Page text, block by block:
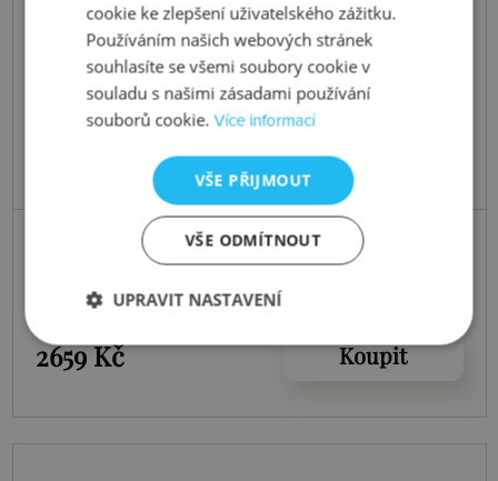
Stříbrný náhrdelník Tender DN147
2659 Kč Koupit
cookie ke zlepšení uživatelského zážitku.
Používáním našich webových stránek
souhlasíte se všemi soubory cookie v
souladu s našimi zásadami používání
souborů cookie.Více informací
VŠE PŘIJMOUT
VŠE ODMÍTNOUT
UPRAVIT NASTAVENÍ